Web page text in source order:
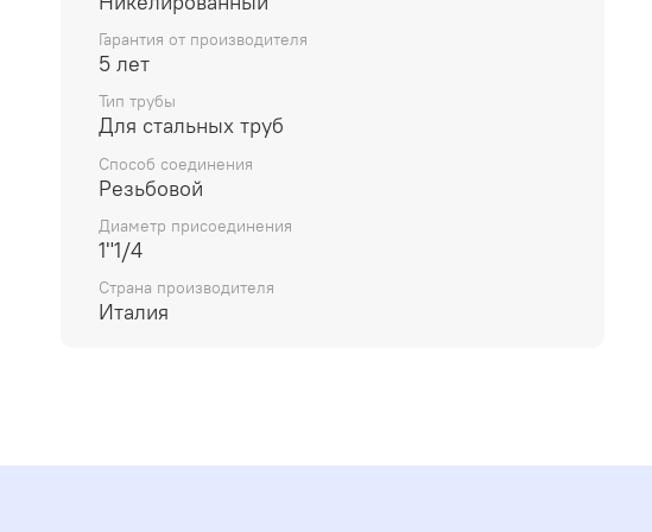
Гарантия от производителя
5 лет
Тип трубы
Для стальных труб
Способ соединения
Резьбовой
Диаметр присоединения
1"1/4
Страна производителя
Италия